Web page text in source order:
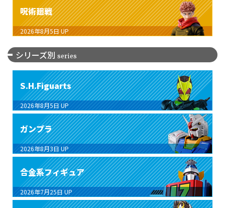
呪術廻戦
2026年8月5日 UP
シリーズ別 series
S.H.Figuarts
2026年8月5日 UP
ガンプラ
2026年8月3日 UP
合金系フィギュア
2026年7月25日 UP